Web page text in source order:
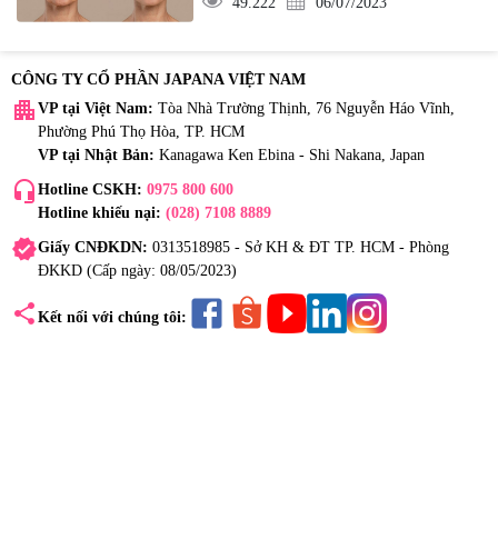
CÔNG TY CỔ PHẦN JAPANA VIỆT NAM
apartment VP tại Việt Nam: Tòa Nhà Trường Thịnh, 76 Nguyễn Háo Vĩnh,
Phường Phú Thọ Hòa, TP. HCM
VP tại Nhật Bản: Kanagawa Ken Ebina - Shi Nakana, Japan
headset_mic Hotline CSKH: 0975 800 600
Hotline khiếu nại: (028) 7108 8889
verifiedGiấy CNĐKDN: 0313518985 - Sở KH & ĐT TP. HCM - Phòng
ĐKKD (Cấp ngày: 08/05/2023)
share Kết nối với chúng tôi: